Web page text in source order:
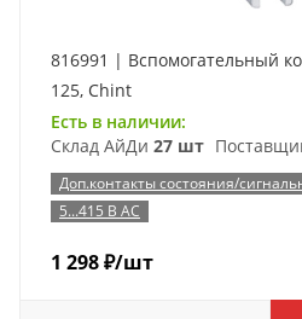
816991 | Вспомогательный
125, Chint
Есть в наличии:
Склад АйДи 27 шт
Доп.контакты состояния/
5...415 В AC
1 298₽/шт